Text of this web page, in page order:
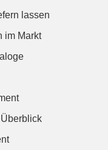
lassen
im Markt